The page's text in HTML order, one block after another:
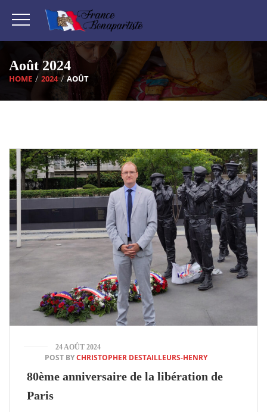
Août 2024
HOME 2024 AOÛT
24 AOÛT 2024
POST BYCHRISTOPHER DESTAILLEURS-HENRY
80ème anniversaire de la libération de
Paris